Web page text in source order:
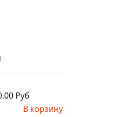
Руб
В корзину